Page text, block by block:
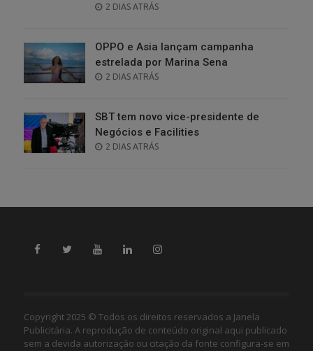
POSTED
2 DIAS ATRÁS
OPPO e Asia lançam campanha
estrelada por Marina Sena
POSTED
2 DIAS ATRÁS
SBT tem novo vice-presidente de
Negócios e Facilities
POSTED
2 DIAS ATRÁS
Copyright 2025 © Todos os direitos reservados a Janela
Publicitária. A reprodução de conteúdo original aqui publicado
sem a devida autorização ou citação da fonte configura-se em